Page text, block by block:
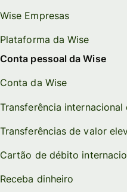
Wise Empresas
Plataforma da Wise
Conta pessoal da Wise
Conta da Wise
Transferência internacional
Transferências de valor
Cartão de débito
Receba dinheiro